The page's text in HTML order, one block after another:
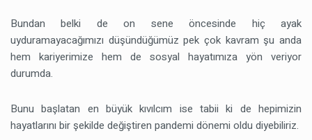
Bundan belki de on sene öncesinde hiç ayak
uyduramayacağımızı düşündüğümüz pek çok kavram şu anda
hem kariyerimize hem de sosyal hayatımıza yön veriyor
durumda.
Bunu başlatan en büyük kıvılcım ise tabii ki de hepimizin
hayatlarını bir şekilde değiştiren pandemi dönemi oldu diyebiliriz.